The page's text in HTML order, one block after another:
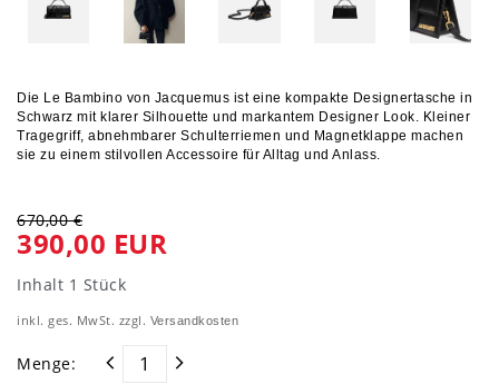
Die Le Bambino von Jacquemus ist eine kompakte Designertasche in
Schwarz mit klarer Silhouette und markantem Designer Look. Kleiner
Tragegriff, abnehmbarer Schulterriemen und Magnetklappe machen
sie zu einem stilvollen Accessoire für Alltag und Anlass.
670,00 €
390,00 EUR
Inhalt 1 Stück
inkl. ges. MwSt. zzgl. Versandkosten
Menge: